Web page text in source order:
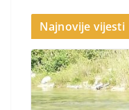
Najnovije vijesti